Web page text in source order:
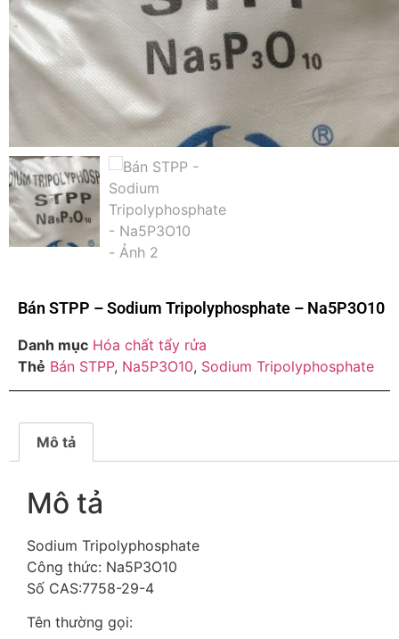
Bán STPP – Sodium Tripolyphosphate – Na5P3O10
Danh mục Hóa chất tẩy rửa
Thẻ Bán STPP, Na5P3O10, Sodium Tripolyphosphate
Mô tả
Mô tả
Sodium Tripolyphosphate
Công thức: Na5P3O10
Số CAS:7758-29-4
Tên thường gọi: